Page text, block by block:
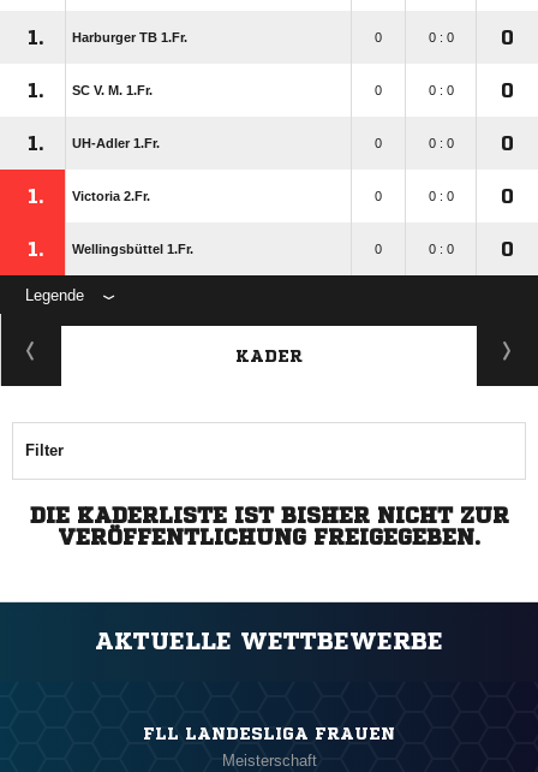
1. Harburger TB 1.Fr. 0 0 : 0 0
1. SC V. M. 1.Fr. 0 0 : 0 0
1. UH-Adler 1.Fr. 0 0 : 0 0
1. Victoria 2.Fr. 0 0 : 0 0
1. Wellingsbüttel 1.Fr. 0 0 : 0 0
Legende
KADER
Filter
DIE KADERLISTE IST BISHER NICHT ZUR
VERÖFFENTLICHUNG FREIGEGEBEN.
AKTUELLE WETTBEWERBE
FLL LANDESLIGA FRAUEN
Meisterschaft